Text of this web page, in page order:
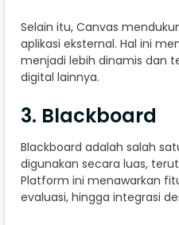
Selain itu, Canvas
aplikasi eksternal. Hal ini
menjadi lebih dinamis dan
digital lainnya.
3. Blackboard
Blackboard adalah salah
digunakan secara luas,
Platform ini menawarkan
evaluasi, hingga integrasi